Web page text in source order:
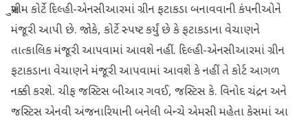
સુપ્રીમ કોર્ટે દિલ્હી-એનસીઆરમાં ગ્રીન ફટાકડા બનાવવાની કંપનીઓને
મંજૂરી આપી છે. જોકે, કોર્ટે સ્પષ્ટ કર્યું છે કે ફટાકડાના વેચાણને
તાત્કાલિક મંજૂરી આપવામાં આવશે નહીં. દિલ્હી-એનસીઆરમાં ગ્રીન
ફટાકડાના વેચાણને મંજૂરી આપવામાં આવશે કે નહીં તે કોર્ટ આગળ
નક્કી કરશે. ચીફ જસ્ટિસ બીઆર ગવઈ, જસ્ટિસ કે. વિનોદ ચંદ્રન અને
જસ્ટિસ એનવી અંજનારિયાની બનેલી બેન્ચે એમસી મહેતા કેસમાં આ